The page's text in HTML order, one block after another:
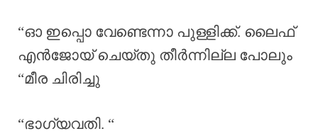
“ഓ ഇപ്പൊ വേണ്ടെന്നാ പുള്ളിക്ക്. ലൈഫ്
എൻജോയ് ചെയ്തു തീർന്നില്ല പോലും
“മീര ചിരിച്ചു
“ഭാഗ്യവതി. “